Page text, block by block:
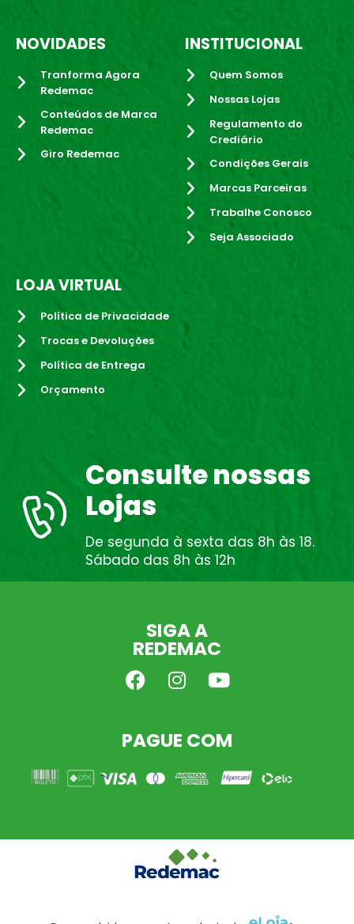
NOVIDADES
Tranforma Agora
Redemac
Conteúdos de Marca
Redemac
Giro Redemac
INSTITUCIONAL
Quem Somos
Nossas Lojas
Regulamento do
Crediário
Condições Gerais
Marcas Parceiras
Trabalhe Conosco
Seja Associado
LOJA VIRTUAL
Política de Privacidade
Trocas e Devoluções
Política de Entrega
Orçamento
Consulte nossas
Lojas
De segunda à sexta das 8h às 18.
Sábado das 8h às 12h
SIGA A
REDEMAC
PAGUE COM